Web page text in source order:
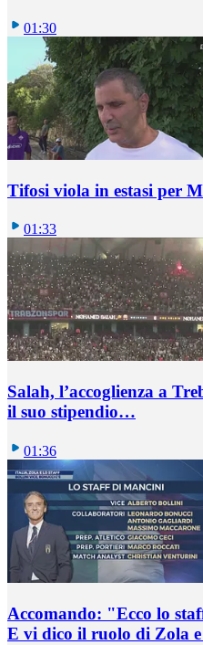
01:30
Tifosi viola in estasi per
01:33
Salah, l’accoglienza a
il suo stipendio…
01:36
Accomando: "Ecco lo
E vi dico il ruolo di Zola